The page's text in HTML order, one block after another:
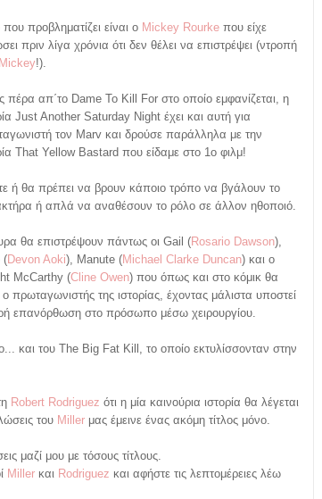
προβληματίζει είναι ο Mickey Rourke που είχε
πριν λίγα χρόνια ότι δεν θέλει να επιστρέψει (ντροπή
Mickey!).
πέρα απ΄το Dame To Kill For στο οποίο εμφανίζεται, η
Just Another Saturday Night έχει και αυτή για
τον Marv και δρούσε παράλληλα με την
That Yellow Bastard που είδαμε στο 1ο φιλμ!
ή θα πρέπει να βρουν κάποιο τρόπο να βγάλουν το
ή απλά να αναθέσουν το ρόλο σε άλλον ηθοποιό.
θα επιστρέψουν πάντως οι Gail (Rosario Dawson),
(Devon Aoki), Manute (Michael Clarke Duncan) και ο
McCarthy (Cline Owen) που όπως και στο κόμικ θα
ο πρωταγωνιστής της ιστορίας, έχοντας μάλιστα υποστεί
επανόρθωση στο πρόσωπο μέσω χειρουργίου.
και του The Big Fat Kill, το οποίο εκτυλίσσονταν στην
Robert Rodriguez ότι η μία καινούρια ιστορία θα λέγεται
του Miller μας έμεινε ένας ακόμη τίτλος μόνο.
μαζί μου με τόσους τίτλους.
Miller και Rodriguez και αφήστε τις λεπτομέρειες λέω